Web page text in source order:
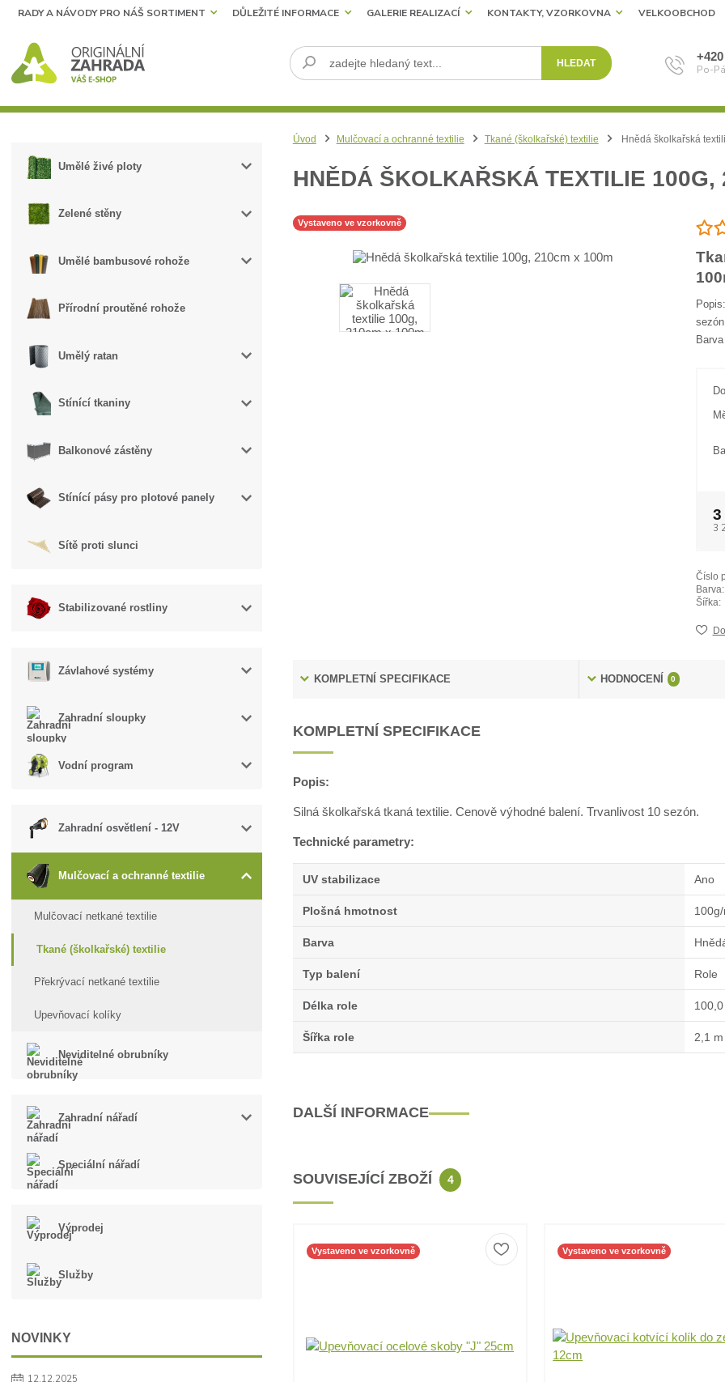
RADY A NÁVODY PRO NÁŠ SORTIMENT DŮLEŽITÉ INFORMACE GALERIE REALIZACÍ KONTAKTY, VZORKOVNA VELKOOBCHOD
HLEDAT Po-
Umělé živé ploty
Zelené stěny
Umělé bambusové rohože
Přírodní proutěné rohože
Umělý ratan
Stínící tkaniny
Balkonové zástěny
Stínící pásy pro plotové panely
Sítě proti slunci
Stabilizované rostliny
Závlahové systémy
Zahradní sloupky
Vodní program
Zahradní osvětlení - 12V
Mulčovací a ochranné textilie
Mulčovací netkané textilie
Tkané (školkařské) textilie
Překrývací netkané textilie
Upevňovací kolíky
Neviditelné obrubníky
Zahradní nářadí
Speciální nářadí
Výprodej
Služby
NOVINKY
12.12.2025
Úvod Mulčovací a ochranné textilie Tkané (školkařské) textilie Hnědá školkařská
HNĚDÁ ŠKOLKAŘSKÁ TEXTILIE 100G,
Vystaveno ve vzorkovně
3
3
Číslo
Barva:
Šířka:
KOMPLETNÍ SPECIFIKACE HODNOCENÍ 0
KOMPLETNÍ SPECIFIKACE
Popis:
Silná školkařská tkaná textilie. Cenově výhodné balení. Trvanlivost 10 sezón.
Technické parametry:
UV stabilizace Ano
Plošná hmotnost
Barva
Typ balení Role
Délka role
Šířka role 2,1 m
DALŠÍ INFORMACE
SOUVISEJÍCÍ ZBOŽÍ 4
Vystaveno ve vzorkovně Vystaveno ve vzorkovně